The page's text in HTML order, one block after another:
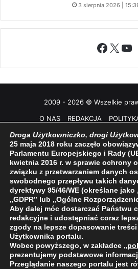
3 sierpnia 2026 |
X
2009 - 2026 © Wszelkie
O NAS
REDAKCJA
Droga Użytkowniczko, drogi
25 maja 2018 roku zaczęło
Parlamentu Europejskiego i Rady
kwietnia 2016 r. w sprawie ochrony
związku z przetwarzaniem danych
swobodnego przepływu takich
dyrektywy 95/46/WE (określane jako
„GDPR” lub „Ogólne
Aby dalej móc dostarczać Państwu
redakcyjne i udostępniać coraz
zgody na lepsze dopasowanie
Użytkownika portalu.
Wobec powyższego, w zakładce
prezentujemy podstawowe
Przeglądanie naszego portalu jest